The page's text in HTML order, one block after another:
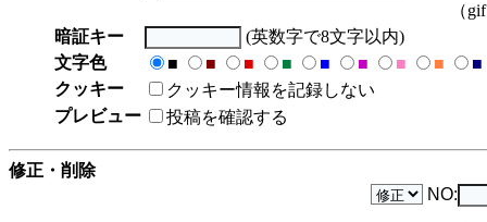
（
暗証キー
(英数字で8文字以内)
文字色
■ ■ ■ ■ ■ ■ ■ ■
■
クッキー
クッキー情報を記録しない
プレビュー
投稿を確認する
修正・削除
NO: